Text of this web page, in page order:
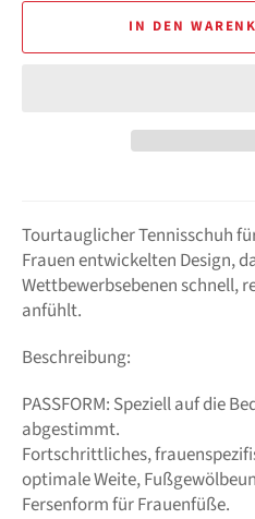
IN DEN
Tourtauglicher Tennisschuh
Frauen entwickelten Design,
Wettbewerbsebenen schnell,
anfühlt.
Beschreibung:
PASSFORM: Speziell auf die
abgestimmt.
Fortschrittliches,
optimale Weite,
Fersenform für Frauenfüße.